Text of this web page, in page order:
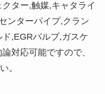
ター,触媒,キャタライ
ンターパイプ,クラン
,EGRバルブ,ガスケ
対応可能ですので、
。